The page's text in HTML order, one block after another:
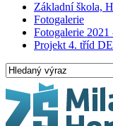
Základní škola,
Fotogalerie
Fotogalerie 2021
Projekt 4. tříd